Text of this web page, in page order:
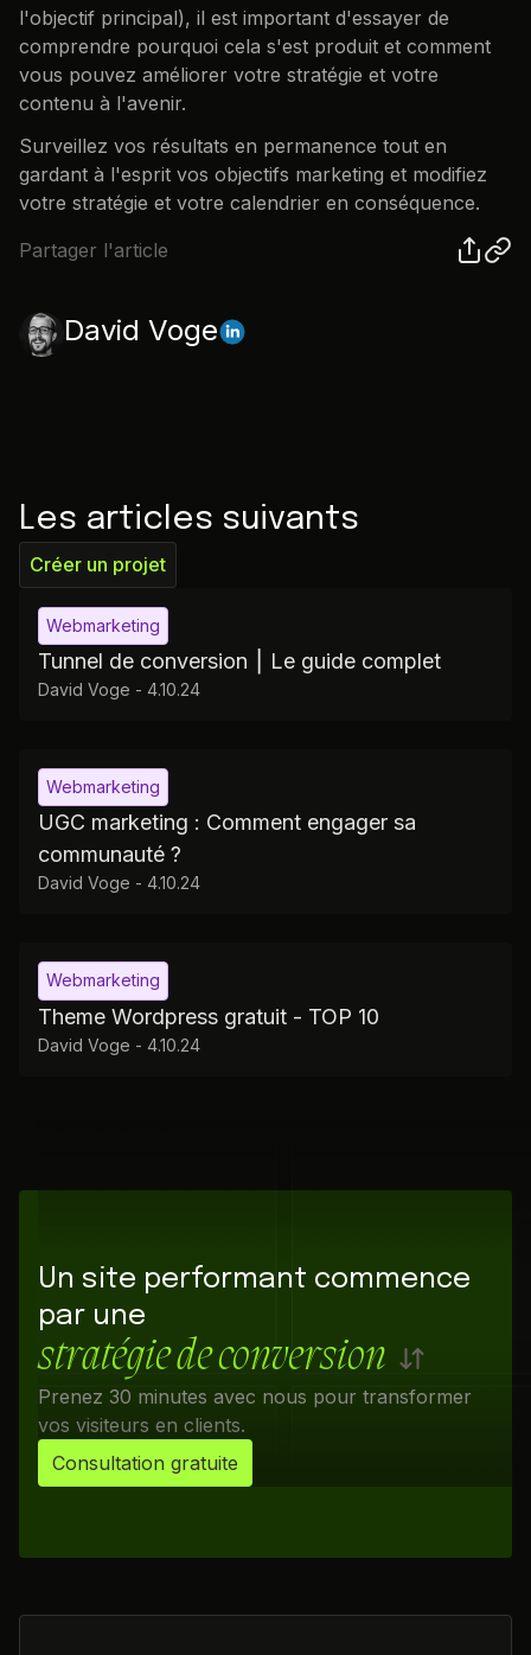
l'objectif principal), il est important d'essayer de
comprendre pourquoi cela s'est produit et comment
vous pouvez améliorer votre stratégie et votre
contenu à l'avenir.
Surveillez vos résultats en permanence tout en
gardant à l'esprit vos objectifs marketing et modifiez
votre stratégie et votre calendrier en conséquence.
Partager l'article
David Voge
Les articles suivants
Créer un projet
Webmarketing
Tunnel de conversion ⎮ Le guide complet
David Voge - 4.10.24
Webmarketing
UGC marketing : Comment engager sa
communauté ?
David Voge - 4.10.24
Webmarketing
Theme Wordpress gratuit - TOP 10
David Voge - 4.10.24
Un site performant commence
par une
stratégie de conversion
Prenez 30 minutes avec nous pour transformer
vos visiteurs en clients.
Consultation gratuite